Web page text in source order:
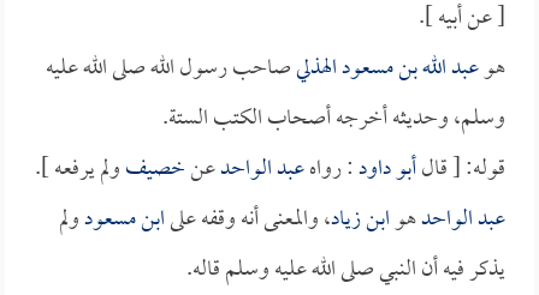
[ عن أبيه ].
هوعبد الله بن مسعود الهذليصاحب رسول الله صلى الله عليه
وسلم، وحديثه أخرجه أصحاب الكتب الستة.
قوله: [ قالأبو داود: رواهعبد الواحدعنخصيفولم يرفعه ].
عبد الواحدهوابن زياد، والمعنى أنه وقفه علىابن مسعودولم
يذكر فيه أن النبي صلى الله عليه وسلم قاله.